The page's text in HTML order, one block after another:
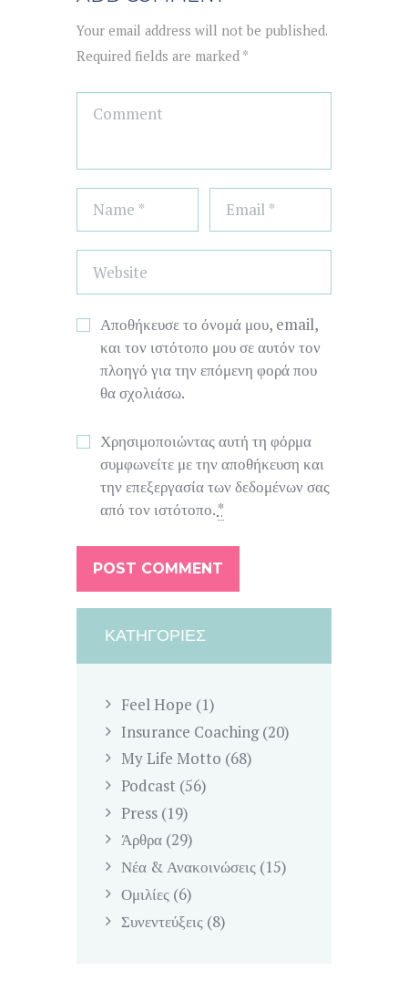
Your email address will not be published.
Required fields are marked *
Αποθήκευσε το όνομά μου, email,
και τον ιστότοπο μου σε αυτόν τον
πλοηγό για την επόμενη φορά που
θα σχολιάσω.
Χρησιμοποιώντας αυτή τη φόρμα
συμφωνείτε με την αποθήκευση και
την επεξεργασία των δεδομένων σας
από τον ιστότοπο.*
ΚΑΤΗΓΟΡΊΕΣ
Feel Hope (1)
Insurance Coaching(20)
My Life Motto (68)
Podcast (56)
Press (19)
Άρθρα (29)
Νέα & Ανακοινώσεις (15)
Ομιλίες (6)
Συνεντεύξεις (8)